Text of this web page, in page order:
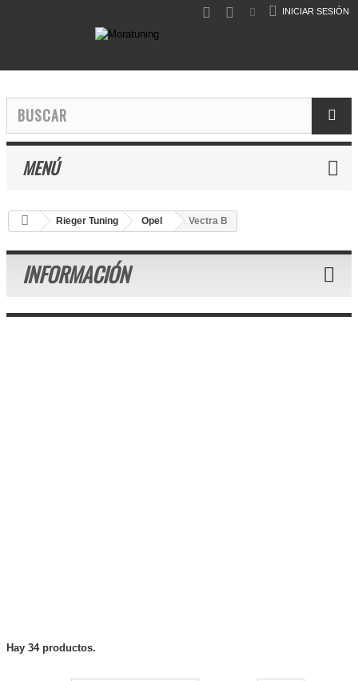
INICIAR SESIÓN
MENÚ
Rieger Tuning Opel Vectra B
INFORMACIÓN
Hay 34 productos.